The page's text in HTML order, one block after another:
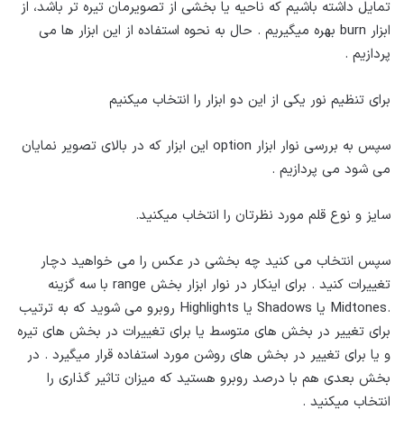
تمایل داشته باشیم که ناحیه یا بخشی از تصویرمان تیره تر باشد، از
ابزار burn بهره میگیریم . حال به نحوه استفاده از این ابزار ها می
پردازیم .
برای تنظیم نور یکی از این دو ابزار را انتخاب میکنیم
سپس به بررسی نوار ابزار option این ابزار که در بالای تصویر نمایان
می شود می پردازیم .
سایز و نوع قلم مورد نظرتان را انتخاب میکنید.
سپس انتخاب می کنید چه بخشی در عکس را می خواهید دچار
تغییرات کنید . برای اینکار در نوار ابزار بخش range با سه گزینه
.Midtones یا Shadows یا Highlights روبرو می شوید که به ترتیب
برای تغییر در بخش های متوسط یا برای تغییرات در بخش های تیره
و یا برای تغییر در بخش های روشن مورد استفاده قرار میگیرد . در
بخش بعدی هم با درصد روبرو هستید که میزان تاثیر گذاری را
انتخاب میکنید .